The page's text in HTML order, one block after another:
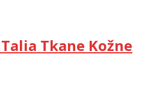
Tkane Kožne